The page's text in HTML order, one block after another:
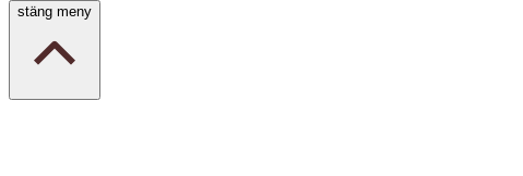
stäng meny